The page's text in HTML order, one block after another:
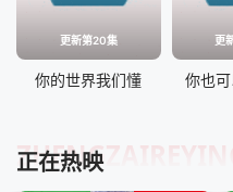
更新第20集
你的世界我们懂
更
你也
正在热映
ZHENGZAIREYING